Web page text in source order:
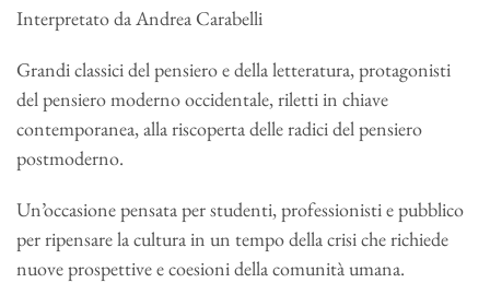
Interpretato da Andrea Carabelli
Grandi classici del pensiero e della letteratura, protagonisti
del pensiero moderno occidentale, riletti in chiave
contemporanea, alla riscoperta delle radici del pensiero
postmoderno.
Un’occasione pensata per studenti, professionisti e pubblico
per ripensare la cultura in un tempo della crisi che richiede
nuove prospettive e coesioni della comunità umana.